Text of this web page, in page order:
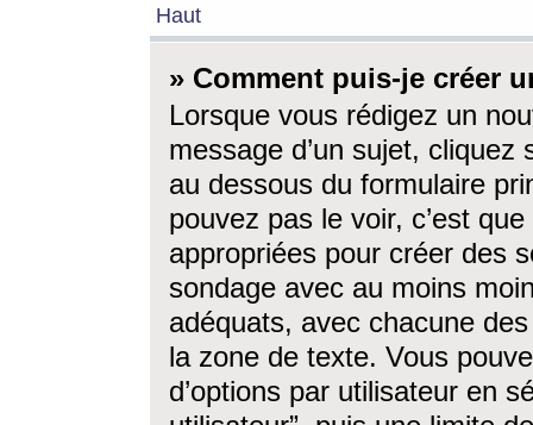
Haut
» Comment puis-je créer
Lorsque vous rédigez un
message d’un sujet, cliquez
au dessous du formulaire
pouvez pas le voir, c’est
appropriées pour créer des
sondage avec au moins
adéquats, avec chacune
la zone de texte. Vous
d’options par utilisateur en